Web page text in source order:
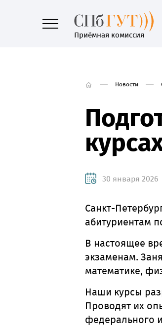
Приёмная комиссия
Новости
30 января 2026
Санкт-
абитуриентам
В настоящее
экзаменам.
математике,
Наши курсы
Проводят их
федерального